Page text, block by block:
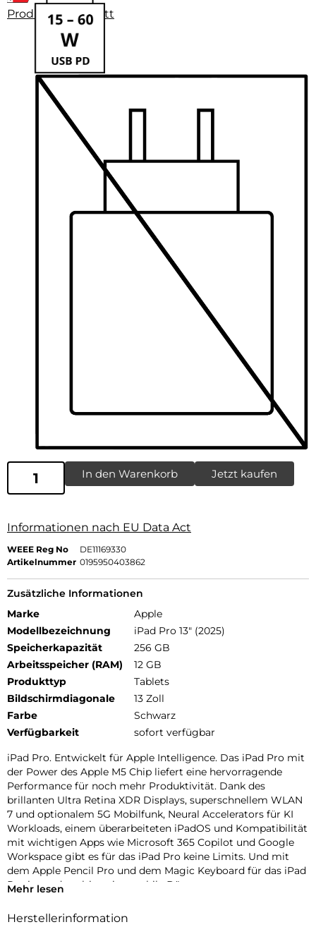
Produktdatenblatt
In den Warenkorb Jetzt kaufen
Informationen nach EU Data Act
WEEE Reg No
DE11169330
Artikelnummer 0195950403862
Zusätzliche Informationen
Marke
Apple
Modellbezeichnung
iPad Pro 13" (2025)
Speicherkapazität
256 GB
Arbeitsspeicher (RAM)
12 GB
Produkttyp
Tablets
Bildschirmdiagonale
13 Zoll
Farbe
Schwarz
Verfügbarkeit
sofort verfügbar
iPad Pro. Entwickelt für Apple Intelligence. Das iPad Pro mit
der Power des Apple M5 Chip liefert eine hervorragende
Performance für noch mehr Produktivität. Dank des
brillanten Ultra Retina XDR Displays, superschnellem WLAN
7 und optionalem 5G Mobilfunk, Neural Accelerators für KI
Workloads, einem überarbeiteten iPadOS und Kompatibilität
mit wichtigen Apps wie Microsoft 365 Copilot und Google
Workspace gibt es für das iPad Pro keine Limits. Und mit
dem Apple Pencil Pro und dem Magic Keyboard für das iPad
Pro ist es das ultimative mobile Büro.
ist der nächste Riesensprung für KI auf dem iPad. Mit bis zu 2
Mehr lesen
Herstellerinformation